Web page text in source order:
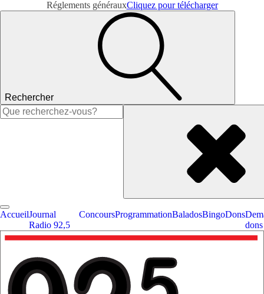
Réglements générauxCliquez pour télécharger
Rechercher
Rechercher :
AccueilJournal
Radio 92,5
ConcoursProgrammationBaladosBingoDons
dons